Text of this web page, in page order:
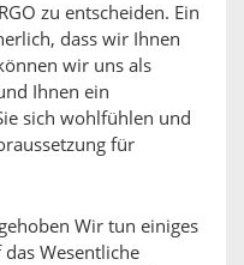
zu entscheiden. Ein
dass wir Ihnen
wir uns als
Ihnen ein
sich wohlfühlen und
für
Wir tun einiges
Wesentliche